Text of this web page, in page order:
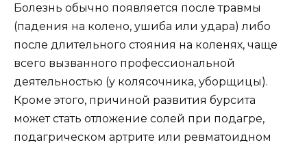
Болезнь обычно появляется после травмы
(падения на колено, ушиба или удара) либо
после длительного стояния на коленях, чаще
всего вызванного профессиональной
деятельностью (у колясочника, уборщицы).
Кроме этого, причиной развития бурсита
может стать отложение солей при подагре,
подагрическом артрите или ревматоидном